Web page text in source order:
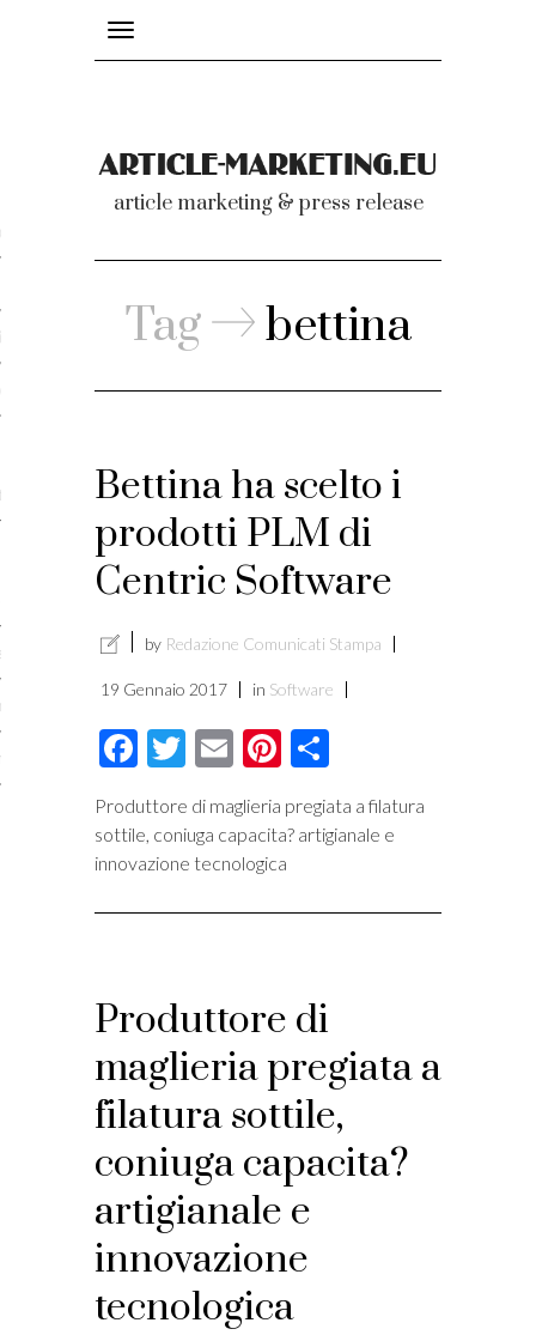
è l’article marketing
e stile di scrittura
per i publishers
Toggle
navigation
article marketing & press release
Tag bettina
Bettina ha scelto i
prodotti PLM di
Centric Software
by Redazione Comunicati Stampa
19 Gennaio 2017 in Software
Facebook
Twitter
EmailPinterest
Produttore di maglieria pregiata a filatura
sottile, coniuga capacita? artigianale e
innovazione tecnologica
Produttore di
maglieria pregiata a
filatura sottile,
coniuga capacita?
artigianale e
innovazione
tecnologica